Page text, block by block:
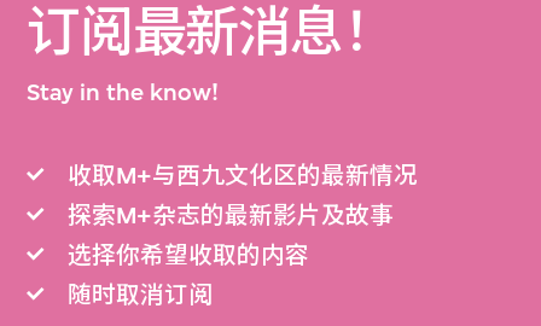
订阅最新消息！
Stay in the know!
收取M+与西九文化区的最新情况
探索M+杂志的最新影片及故事
选择你希望收取的内容
随时取消订阅